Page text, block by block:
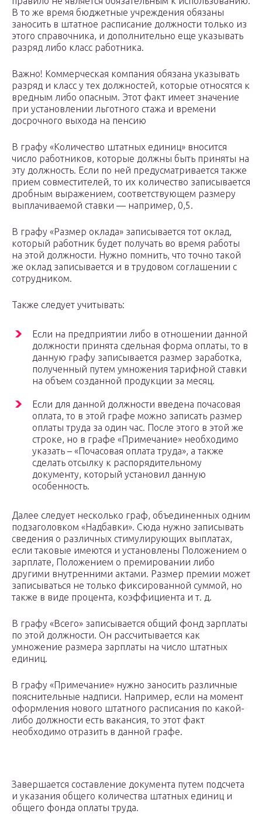
В то же время бюджетные учреждения обязаны
заносить в штатное расписание должности только из
этого справочника, и дополнительно еще указывать
разряд либо класс работника.
Важно! Коммерческая компания обязана указывать
разряд и класс у тех должностей, которые относятся к
вредным либо опасным. Этот факт имеет значение
при установлении льготного стажа и времени
досрочного выхода на пенсию
В графу «Количество штатных единиц» вносится
число работников, которые должны быть приняты на
эту должность. Если по ней предусматривается также
прием совместителей, то их количество записывается
дробным выражением, соответствующем размеру
выплачиваемой ставки — например, 0,5.
В графу «Размер оклада» записывается тот оклад,
который работник будет получать во время работы
на этой должности. Нужно помнить, что точно такой
же оклад записывается и в трудовом соглашении с
сотрудником.
Также следует учитывать:
Если на предприятии либо в отношении данной
должности принята сдельная форма оплаты, то в
данную графу записывается размер заработка,
полученный путем умножения тарифной ставки
на объем созданной продукции за месяц.
Если для данной должности введена почасовая
оплата, то в этой графе можно записать размер
оплаты труда за один час. После этого в этой же
строке, но в графе «Примечание» необходимо
указать – «Почасовая оплата труда», а также
сделать отсылку к распорядительному
документу, который установил данную
особенность.
Далее следует несколько граф, объединенных одним
подзаголовком «Надбавки». Сюда нужно записывать
сведения о различных стимулирующих выплатах,
если таковые имеются и установлены Положением о
зарплате, Положением о премировании либо
другими внутренними актами. Размер премии может
записываться не только фиксированной суммой, но
также в виде процента, коэффициента и т. д.
В графу «Всего» записывается общий фонд зарплаты
по этой должности. Он рассчитывается как
умножение размера зарплаты на число штатных
единиц.
В графу «Примечание» нужно заносить различные
пояснительные надписи. Например, если на момент
оформления нового штатного расписания по какой-
либо должности есть вакансия, то этот факт
необходимо отразить в данной графе.
Завершается составление документа путем подсчета
и указания общего количества штатных единиц и
общего фонда оплаты труда.